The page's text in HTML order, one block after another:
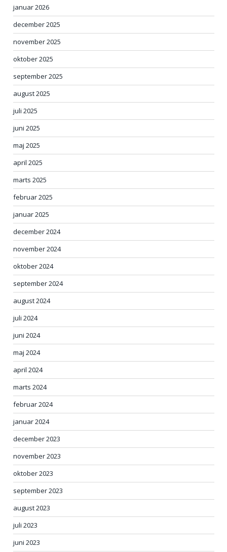
januar 2026
december 2025
november 2025
oktober 2025
september 2025
august 2025
juli 2025
juni 2025
maj 2025
april 2025
marts 2025
februar 2025
januar 2025
december 2024
november 2024
oktober 2024
september 2024
august 2024
juli 2024
juni 2024
maj 2024
april 2024
marts 2024
februar 2024
januar 2024
december 2023
november 2023
oktober 2023
september 2023
august 2023
juli 2023
juni 2023